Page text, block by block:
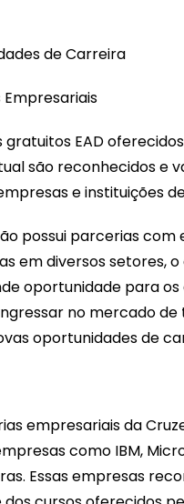
de Carreira
gratuitos EAD
são reconhecidos e
e instituições
possui parcerias com
em diversos setores,
oportunidade para os
no mercado
oportunidades de
empresariais da
como IBM,
Essas empresas